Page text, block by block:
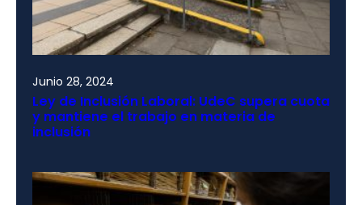
Junio 28, 2024
Ley de Inclusión Laboral: UdeC supera cuota
y mantiene el trabajo en materia de
inclusión